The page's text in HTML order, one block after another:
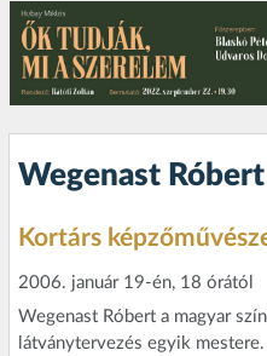
Wegenast Róbert
Kortárs
2006. január 19-én, 18 órától
Wegenast Róbert a magyar
látványtervezés egyik